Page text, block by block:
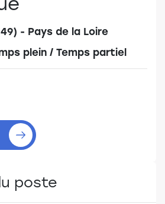
- Pays de la Loire
plein / Temps partiel
poste